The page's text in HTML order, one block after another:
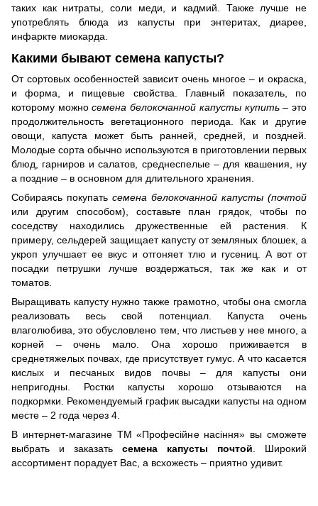
таких как нитраты, соли меди, и кадмий. Также лучше не
употреблять блюда из капусты при энтеритах, диарее,
инфаркте миокарда.
Какими бывают семена капусты?
От сортовых особенностей зависит очень многое – и окраска,
и форма, и пищевые свойства. Главный показатель, по
которому можносемена белокочанной капусты купить– это
продолжительность вегетационного периода. Как и другие
овощи, капуста может быть ранней, средней, и поздней.
Молодые сорта обычно используются в приготовлении первых
блюд, гарниров и салатов, среднеспелые – для квашения, ну
а поздние – в основном для длительного хранения.
Собираясь покупать семена белокочанной капусты (почтой
или другим способом), составьте план грядок, чтобы по
соседству находились дружественные ей растения. К
примеру, сельдерей защищает капусту от земляных блошек, а
укроп улучшает ее вкус и отгоняет тлю и гусениц. А вот от
посадки петрушки лучше воздержаться, так же как и от
томатов.
Выращивать капусту нужно также грамотно, чтобы она смогла
реализовать весь свой потенциал. Капуста очень
влаголюбива, это обусловлено тем, что листьев у нее много, а
корней – очень мало. Она хорошо приживается в
среднетяжелых почвах, где присутствует гумус. А что касается
кислых и песчаных видов почвы – для капусты они
непригодны. Ростки капусты хорошо отзываются на
подкормки. Рекомендуемый график высадки капусты на одном
месте – 2 года через 4.
В интернет-магазине ТМ «Професійне насіння» вы сможете
выбрать и заказать семена капусты почтой . Широкий
ассортимент порадует Вас, а всхожесть – приятно удивит.